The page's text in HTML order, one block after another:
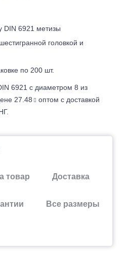
DIN 6921 метизы
головкой и
по 200 шт.
6921 с диаметром 8 из
27.48
оптом с доставкой
товар Доставка
Все размеры